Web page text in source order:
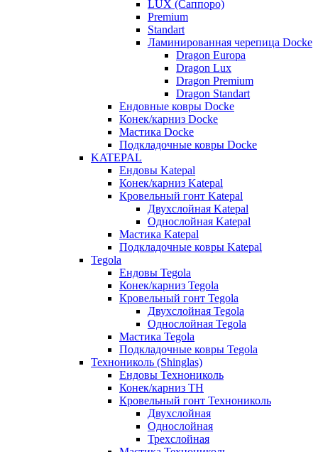
LUX (Саппоро)
Premium
Standart
Ламинированная черепица Docke
Dragon Europa
Dragon Lux
Dragon Premium
Dragon Standart
Ендовные ковры Docke
Конек/карниз Docke
Мастика Docke
Подкладочные ковры Docke
KATEPAL
Ендовы Katepal
Конек/карниз Katepal
Кровельный гонт Katepal
Двухслойная Katepal
Однослойная Katepal
Мастика Katepal
Подкладочные ковры Katepal
Tegola
Ендовы Tegola
Конек/карниз Tegola
Кровельный гонт Tegola
Двухслойная Tegola
Однослойная Tegola
Мастика Tegola
Подкладочные ковры Tegola
Технониколь (Shinglas)
Ендовы Технониколь
Конек/карниз ТН
Кровельный гонт Технониколь
Двухслойная
Однослойная
Трехслойная